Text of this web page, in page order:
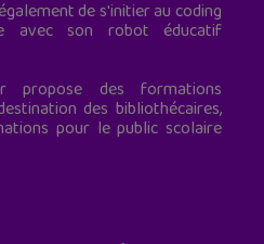
de s'initier au coding
son robot éducatif
propose des formations
des bibliothécaires,
pour le public scolaire